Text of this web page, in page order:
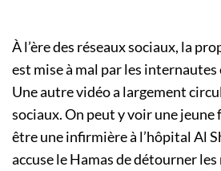
À l’ère des réseaux sociaux, la
est mise à mal par les
Une autre vidéo a largement
sociaux. On peut y voir une
être une infirmière à l’hôpital Al
accuse le Hamas de détourner